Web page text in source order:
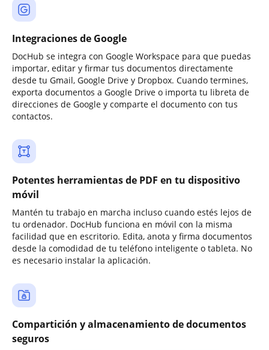
Integraciones de Google
DocHub se integra con Google Workspace para que puedas
importar, editar y firmar tus documentos directamente
desde tu Gmail, Google Drive y Dropbox. Cuando termines,
exporta documentos a Google Drive o importa tu libreta de
direcciones de Google y comparte el documento con tus
contactos.
Potentes herramientas de PDF en tu dispositivo
móvil
Mantén tu trabajo en marcha incluso cuando estés lejos de
tu ordenador. DocHub funciona en móvil con la misma
facilidad que en escritorio. Edita, anota y firma documentos
desde la comodidad de tu teléfono inteligente o tableta. No
es necesario instalar la aplicación.
Compartición y almacenamiento de documentos
seguros